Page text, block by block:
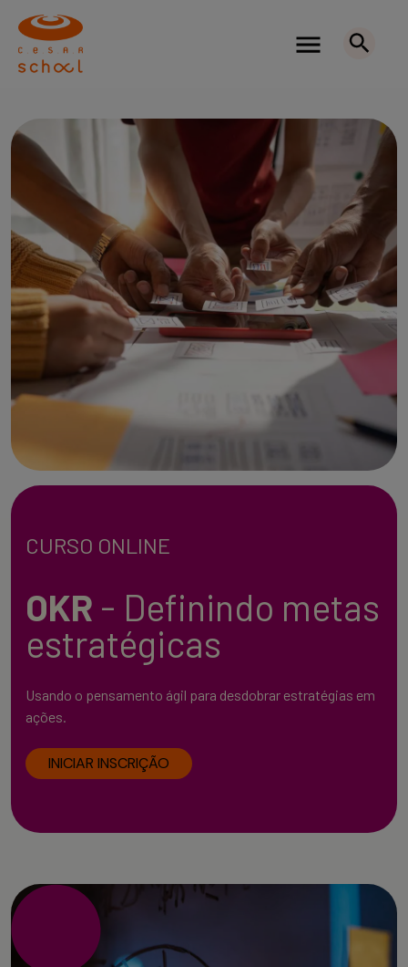
CURSO ONLINE
OKR - Definindo metas
estratégicas
Usando o pensamento ágil para desdobrar estratégias em
ações.
INICIAR INSCRIÇÃO